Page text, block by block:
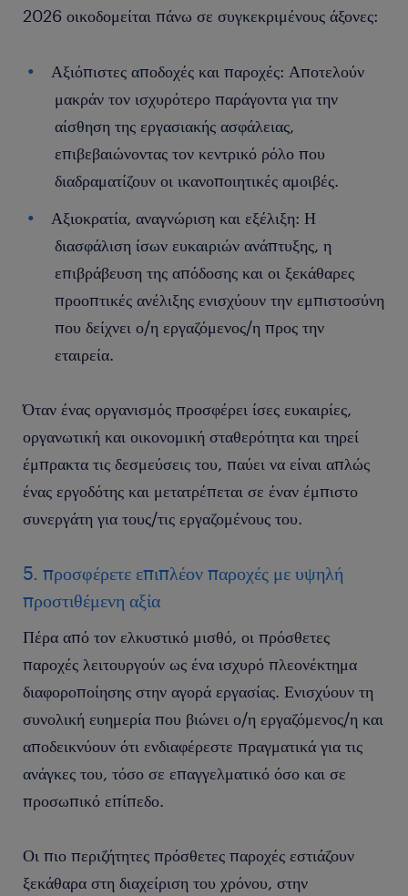
2026 οικοδομείται πάνω σε συγκεκριμένους άξονες:
Αξιόπιστες αποδοχές και παροχές: Αποτελούν
μακράν τον ισχυρότερο παράγοντα για την
αίσθηση της εργασιακής ασφάλειας,
επιβεβαιώνοντας τον κεντρικό ρόλο που
διαδραματίζουν οι ικανοποιητικές αμοιβές.
Αξιοκρατία, αναγνώριση και εξέλιξη: Η
διασφάλιση ίσων ευκαιριών ανάπτυξης, η
επιβράβευση της απόδοσης και οι ξεκάθαρες
προοπτικές ανέλιξης ενισχύουν την εμπιστοσύνη
που δείχνει ο/η εργαζόμενος/η προς την
εταιρεία.
Όταν ένας οργανισμός προσφέρει ίσες ευκαιρίες,
οργανωτική και οικονομική σταθερότητα και τηρεί
έμπρακτα τις δεσμεύσεις του, παύει να είναι απλώς
ένας εργοδότης και μετατρέπεται σε έναν έμπιστο
συνεργάτη για τους/τις εργαζομένους του.
5. προσφέρετε επιπλέον παροχές με υψηλή
προστιθέμενη αξία
Πέρα από τον ελκυστικό μισθό, οι πρόσθετες
παροχές λειτουργούν ως ένα ισχυρό πλεονέκτημα
διαφοροποίησης στην αγορά εργασίας. Ενισχύουν τη
συνολική ευημερία που βιώνει ο/η εργαζόμενος/η και
αποδεικνύουν ότι ενδιαφέρεστε πραγματικά για τις
ανάγκες του, τόσο σε επαγγελματικό όσο και σε
προσωπικό επίπεδο.
Οι πιο περιζήτητες πρόσθετες παροχές εστιάζουν
ξεκάθαρα στη διαχείριση του χρόνου, στην